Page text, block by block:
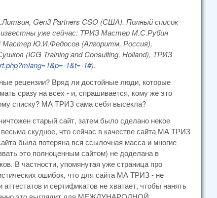
Gen3 Partners CSO (США). Полный список
уже сейчас: ТРИЗ Мастер М.С.Рубин
Мастер Ю.И.Федосов (Алгоритм, Россия),
(ICG Training and Consulting, Holland), ТРИЗ
1&t=-1#).
рецензии? Вряд ли достойные люди, которые
сразу на всех - и, спрашивается, кому же это
списку? МА ТРИЗ сама себя высекла?
старый сайт, затем было сделано некое
скудное, что сейчас в качестве сайта МА ТРИЗ
была потеряна вся ссылочная масса и многие
это полноценным сайтом) не доделана в
В частности, упомянутая уже страница про
ошибок, что для сайта МА ТРИЗ - не
и сертификатов не хватает, чтобы нанять